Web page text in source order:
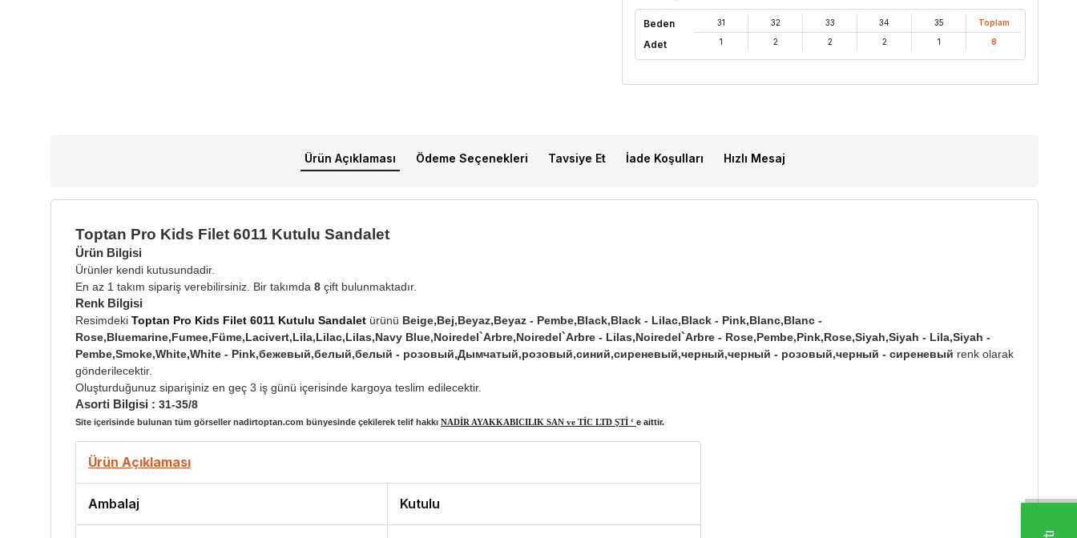
Beden
Adet
31
1
32
2
33
2
34
2
35
1
Toplam
8
Ürün Açıklaması Ödeme Seçenekleri Tavsiye Et İade Koşulları Hızlı Mesaj
Toptan Pro Kids Filet 6011 Kutulu Sandalet
Ürün Bilgisi
Ürünler kendi kutusundadir.
En az 1 takım sipariş verebilirsiniz. Bir takımda 8 çift bulunmaktadır.
Renk Bilgisi
Resimdeki Toptan Pro Kids Filet 6011 Kutulu Sandalet ürünü Beige,Bej,Beyaz,Beyaz - Pembe,Black,Black - Lilac,Black - Pink,Blanc,Blanc -
Rose,Bluemarine,Fumee,Füme,Lacivert,Lila,Lilac,Lilas,Navy Blue,Noiredel`Arbre,Noiredel`Arbre - Lilas,Noiredel`Arbre - Rose,Pembe,Pink,Rose,Siyah,Siyah - Lila,Siyah -
Pembe,Smoke,White,White - Pink,бежевый,белый,белый - розовый,Дымчатый,розовый,синий,сиреневый,черный,черный - розовый,черный - сиреневый renk olarak
gönderilecektir.
Oluşturduğunuz siparişiniz en geç 3 iş günü içerisinde kargoya teslim edilecektir.
Asorti Bilgisi : 31-35/8
Site içerisinde bulunan tüm görseller nadirtoptan.com bünyesinde çekilerek telif hakkı NADİR AYAKKABICILIK SAN ve TİC LTD ŞTİ ‘ e aittir.
Ürün Açıklaması
Ambalaj Kutulu